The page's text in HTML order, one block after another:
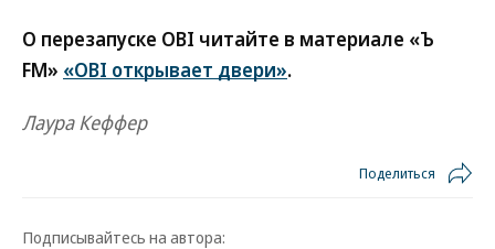
О перезапуске OBI читайте в материале «Ъ
FM» «OBI открывает двери».
Лаура Кеффер
Поделиться
Подписывайтесь на автора: